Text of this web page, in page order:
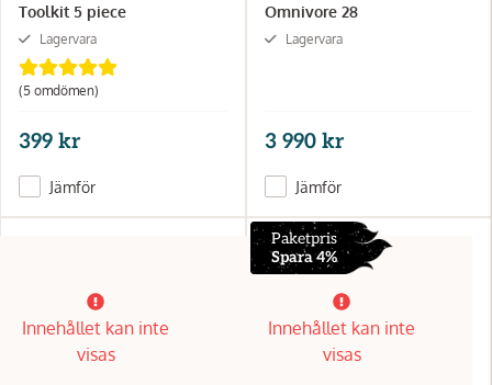
Toolkit 5 piece
Lagervara
(5 omdömen)
399 kr
Jämför
Omnivore 28
Lagervara
3 990 kr
Jämför
Innehållet kan inte
visas
Paketpris
Spara 4%
Innehållet kan inte
visas